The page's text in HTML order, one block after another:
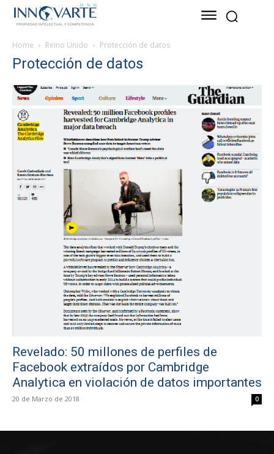
Home Reino Unido Protección de datos
Protección de datos
Revelado: 50 millones de perfiles de
Facebook extraídos por Cambridge
Analytica en violación de datos importantes
20 de Marzo de 2018 0